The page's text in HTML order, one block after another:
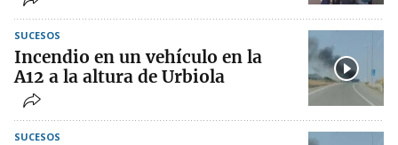
SUCESOS
Incendio en un vehículo en la
A12 a la altura de Urbiola
SUCESOS